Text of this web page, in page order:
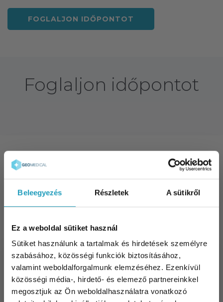
Beleegyezés Részletek A sütikről
Ez a weboldal sütiket használ
Sütiket használunk a tartalmak és hirdetések személyre
szabásához, közösségi funkciók biztosításához,
valamint weboldalforgalmunk elemzéséhez. Ezenkívül
közösségi média-, hirdető- és elemező partnereinkkel
megosztjuk az Ön weboldalhasználatra vonatkozó
FOGLALJON IDŐPONTOT
Foglaljon időpontot
Szakértői videónk